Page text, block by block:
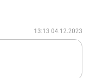
13:13 04.12.2023